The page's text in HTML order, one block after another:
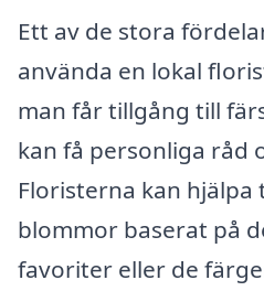
Ett av de stora
använda en lokal
man får tillgång till
kan få personliga råd
Floristerna kan hjälpa
blommor baserat på
favoriter eller de